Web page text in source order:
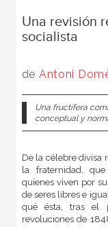
Una revisión
socialista
de Antoni
Una fructífera
conceptual y
De la célebre divisa
la fraternidad,
quienes viven por
de seres libres e
qué ésta, tras el
revoluciones de